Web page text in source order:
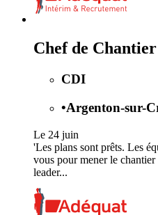
Chef de
CDI
•Argenton-sur-
Le 24 juin
'Les plans sont prêts. Les
vous pour mener le chantier
leader...